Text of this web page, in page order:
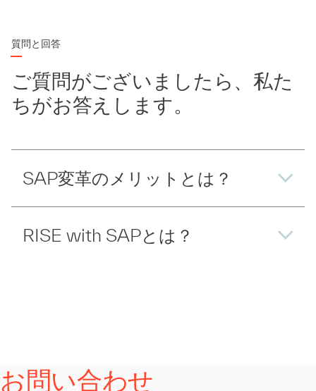
質問と回答
ご質問がございましたら、私た
ちがお答えします。
SAP変革のメリットとは？
RISE with SAPとは？
お問い合わせ